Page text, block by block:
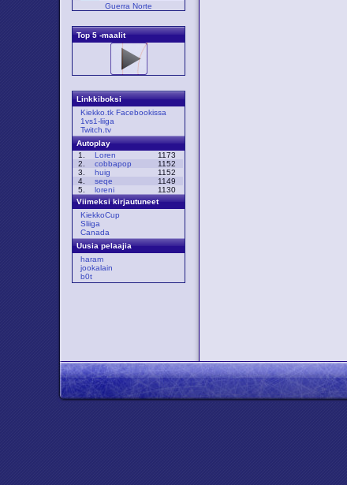
Guerra Norte
Top 5 -maalit
Linkkiboksi
Kiekko.tk Facebookissa
1vs1-liiga
Twitch.tv
Autoplay
1.
Loren
1173
2.
cobbapop
1152
3.
huig
1152
4.
seqe
1149
5.
loreni
1130
Viimeksi kirjautuneet
KiekkoCup
Sliiga
Canada
Uusia pelaajia
haram
jookalain
b0t